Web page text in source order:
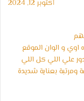
أكتوبر 12, 2024
اوي و الوان الموقع
علي اللي كل اللي
ومرتبة بعناية شديدة